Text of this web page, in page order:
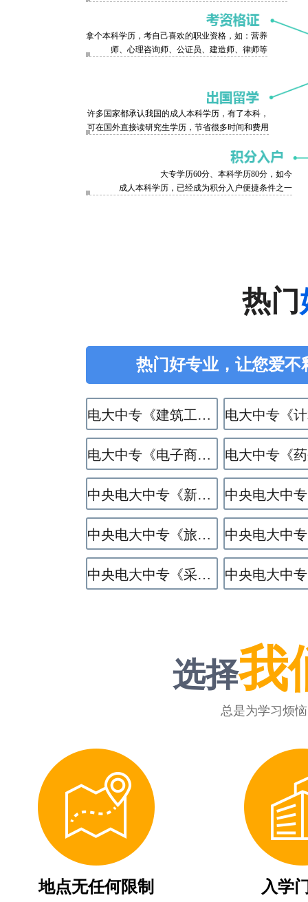
拿个本科学历，考自己喜欢的职业资格，如：营养
师、心理咨询师、公证员、建造师、律师等
许多国家都承认我国的成人本科学历，有了本科，
可在国外直接读研究生学历，节省很多时间和费用
大专学历60分、本科学历80分，如今
成人本科学历，已经成为积分入户便捷条件之一
热门
热门好专业，让您爱
电大中专《建筑工程施工》专业
电大中专《电子商务》专业
中央电大中专《新能源汽车运用与维修》专业
中央电大中专《旅游服务与管理》专业
中央电大中专《采矿技术》专业
选择我
总是为学习烦
地点无任何限制 入学